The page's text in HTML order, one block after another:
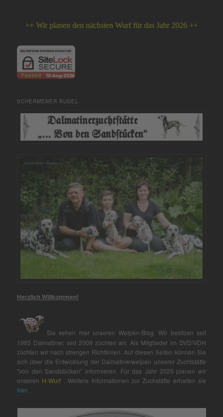
+++ Wir planen den nächsten Wurf für das Jahr 2026 +++
SCHERMENER RUDEL
Herzlich Willkommen!
Sie sehen hier unseren Welpen-Blog. Wir besitzen seit
1995 Dalmatiner, seit 2009 züchten wir. Als Mitglieder im DVD/VDH
züchten wir nach strengen Richtlinien. Auf diesen Seiten können Sie
sich über die Entwicklung der Dalmatinerwelpen unserer Zuchtstätte
"von den Sandstücken" informieren. Für das Jahr 2025 planen wir
unseren H-Wurf . Weitere Informationen zur Zuchstätte erhalten sie
hier